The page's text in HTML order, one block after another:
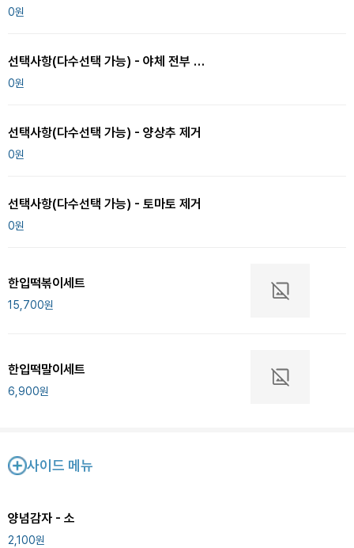
0원
선택사항(다수선택 가능) - 야체 전부 제거
0원
선택사항(다수선택 가능) - 양상추 제거
0원
선택사항(다수선택 가능) - 토마토 제거
0원
한입떡볶이세트
15,700원
한입떡말이세트
6,900원
사이드 메뉴
양념감자 - 소
2,100원